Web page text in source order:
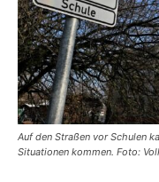
Auf den Straßen vor Schulen
Situationen kommen. Foto: